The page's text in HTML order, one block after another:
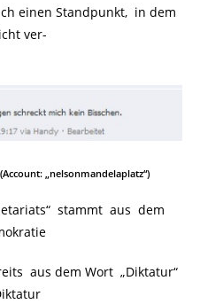
einen Standpunkt, in dem
ver-
„nelsonmandelaplatz“)
stammt aus dem
aus dem Wort „Diktatur“